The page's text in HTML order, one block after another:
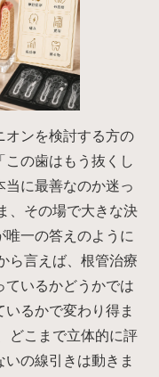
オンを検討する方の
この歯はもう抜くし
に最善なのか迷っ
、その場で大きな決
唯一の答えのように
ら言えば、根管治療
ているかどうかでは
るかで変わり得ま
どこまで立体的に評
の線引きは動きま